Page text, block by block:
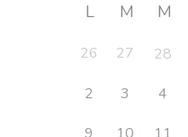
L M M
26 27 28
2
3 4